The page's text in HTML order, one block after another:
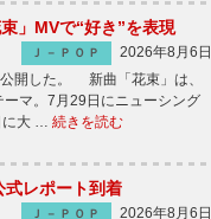
」MVで“好き”を表現
Ｊ－ＰＯＰ
2026年8月6日
開した。 新曲「花束」は、
マ。7月29日にニューシング
に大 … 続きを読む
レポート到着
Ｊ－ＰＯＰ
2026年8月6日